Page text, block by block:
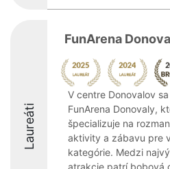
Laureáti
FunArena
V centre Donovalov
FunArena Donovaly,
špecializuje na
aktivity a zábavu pre
kategórie. Medzi
atrakcie patrí bobová